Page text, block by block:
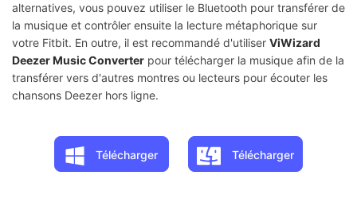
alternatives, vous pouvez utiliser le Bluetooth pour transférer de
la musique et contrôler ensuite la lecture métaphorique sur
votre Fitbit. En outre, il est recommandé d'utiliser ViWizard
Deezer Music Converter pour télécharger la musique afin de la
transférer vers d'autres montres ou lecteurs pour écouter les
chansons Deezer hors ligne.
Télécharger Télécharger